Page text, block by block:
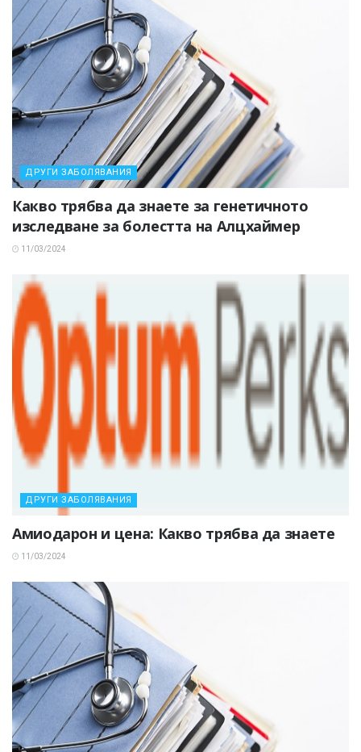
ДРУГИ ЗАБОЛЯВАНИЯ
Какво трябва да знаете за генетичното
изследване за болестта на Алцхаймер
11/03/2024
ДРУГИ ЗАБОЛЯВАНИЯ
Амиодарон и цена: Какво трябва да знаете
11/03/2024